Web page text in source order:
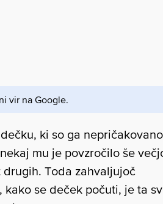
vir na Google.
ki so ga nepričakovano
mu je povzročilo še
Toda zahvaljujoč
se deček počuti, je ta